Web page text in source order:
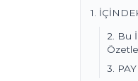
1.
2. Bu
3.